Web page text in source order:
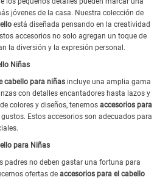
jóvenes de la casa. Nuestra colección de
está diseñada pensando en la creatividad
accesorios no solo agregan un toque de
la diversión y la expresión personal.
Niñas
cabello para niñas incluye una amplia gama
con detalles encantadores hasta lazos y
colores y diseños, tenemos accesorios para
Estos accesorios son adecuados para
para Niñas
padres no deben gastar una fortuna para
ofertas de accesorios para el cabello